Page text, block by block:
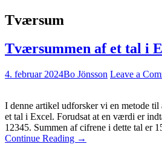
Tværsum
Tværsummen af et tal i
4. februar 2024Bo Jönsson Leave a
I denne artikel udforsker vi en metode
et tal i Excel. Forudsat at en værdi er
12345. Summen af cifrene i dette tal er
Continue Reading →